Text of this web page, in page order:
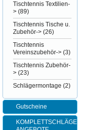
Tischtennis Textilien-
> (89)
Tischtennis Tische u.
Zubehör-> (26)
Tischtennis
Vereinszubehör-> (3)
Tischtennis Zubehör-
> (23)
Schlägermontage (2)
Gutscheine
KOMPLETTSCHLÄGER-